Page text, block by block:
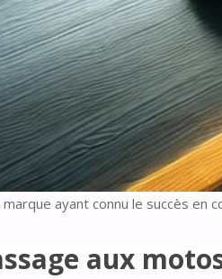
marque ayant connu le succès en
aux